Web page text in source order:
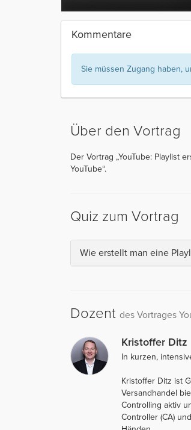
Kommentare
Sie müssen Zugang haben,
Über den Vortrag
Der Vortrag „YouTube: Playlist
YouTube“.
Quiz zum Vortrag
Wie erstellt man eine
Dozent des Vortrages
Kristoffer Ditz
In kurzen,
Kristoffer Ditz ist
Versandhandel
Controlling aktiv
Controller (CA)